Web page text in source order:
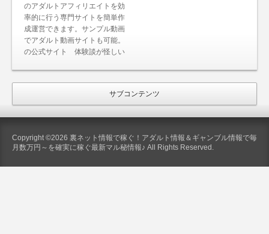
のアダルトアフィリエイトを効
率的に行う専門サイトを簡単作
成運営できます。サンプル動画
でアダルト動画サイトも可能。
の公式サイト 体験談が怪しい
サブコンテンツ
Copyright ©2026 裏ネット情報で稼ぐ！アダルト情報＆ギャンブル情報で毎
月数万円～を確実に稼ぐ最新マル秘情報♪ All Rights Reserved.